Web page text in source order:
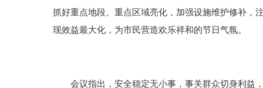
抓好重点地段、重点区域亮化，加强设施维护修补，
现效益最大化，为市民营造欢乐祥和的节日气氛。
会议指出，安全稳定无小事，事关群众切身利益，